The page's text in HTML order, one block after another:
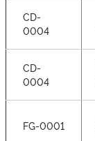
CD-
0004
CD-
0004
FG-0001